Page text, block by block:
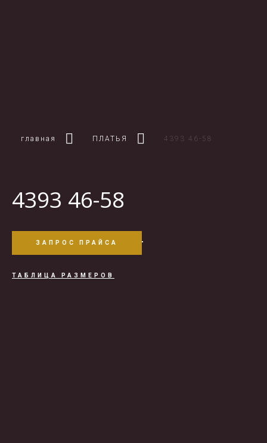
главная ПЛАТЬЯ 4393 46-58
4393 46-58
ЗАПРОС ПРАЙСА
ТАБЛИЦА РАЗМЕРОВ